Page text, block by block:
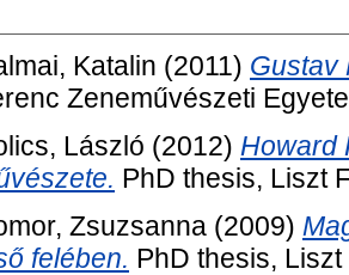
Katalin (2011) Gustav
Zeneművészeti
László (2012) Howard
PhD thesis, Liszt
Zsuzsanna (2009)
felében. PhD thesis,